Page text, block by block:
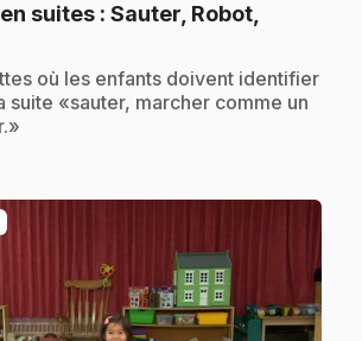
suites : Sauter, Robot,
où les enfants doivent identifier
suite «sauter, marcher comme un